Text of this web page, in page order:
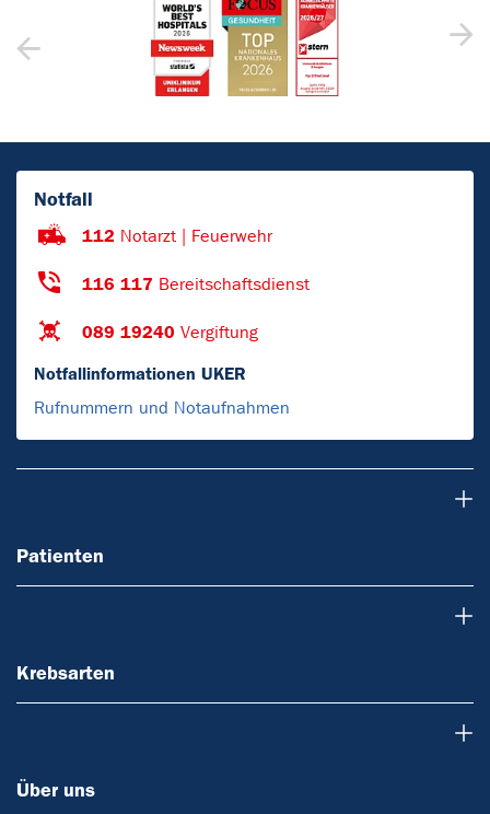
Notfall
112 Notarzt | Feuerwehr
116 117 Bereitschaftsdienst
089 19240 Vergiftung
Notfallinformationen UKER
Rufnummern und Notaufnahmen
Patienten
Krebsarten
Über uns